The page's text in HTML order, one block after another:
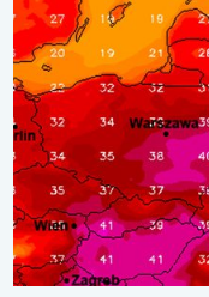
Silny upał i burzowe